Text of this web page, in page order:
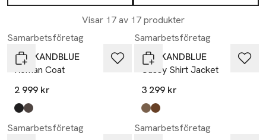
Visar 17 av 17 produkter
Samarbetsföretag
ROCKANDBLUE
Roman Coat
2 999 kr
Produkten finns i färgerna:
black
grey,
Samarbetsföretag
ROCKANDBLUE
Cassy Shirt Jacket
3 299 kr
Produkten finns i färgerna:
mocha cream
walnut
Samarbetsföretag
Samarbetsföretag